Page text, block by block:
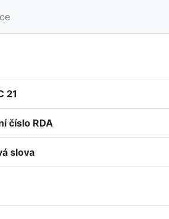
21
číslo RDA
slova